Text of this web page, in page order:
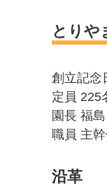
とり
創立記念
定員
園長 福
職員 主
沿革